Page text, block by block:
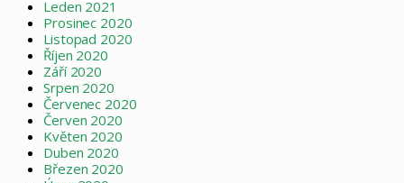
Leden 2021
Prosinec 2020
Listopad 2020
Říjen 2020
Září 2020
Srpen 2020
Červenec 2020
Červen 2020
Květen 2020
Duben 2020
Březen 2020